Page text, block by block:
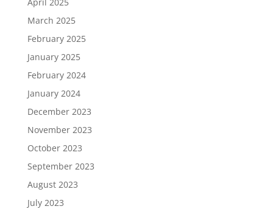
March 2025
February 2025
January 2025
February 2024
January 2024
December 2023
November 2023
October 2023
September 2023
August 2023
July 2023